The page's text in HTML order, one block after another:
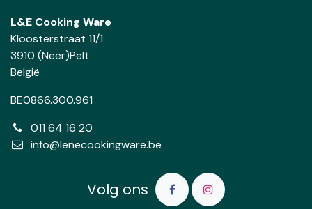
L&E Cooking Ware
Kloosterstraat 11/1
3910 (Neer)Pelt
België
BE0866.300.961
011 64 16 20
info@lenecookingware.be
Volg ons